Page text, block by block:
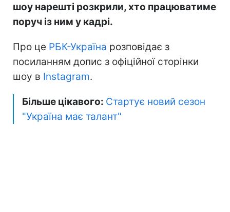
шоу нарешті розкрили, хто працюватиме
поруч із ним у кадрі.
Про це РБК-Україна розповідає з
посиланням допис з офіційної сторінки
шоу в Instagram.
Більше цікавого: Стартує новий сезон
"Україна має талант"